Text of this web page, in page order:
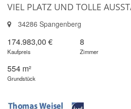
VIEL PLATZ UND TOLLE
34286 Spangenberg
174.983,00 €
Kaufpreis
8
Zimmer
554 m²
Grundstück